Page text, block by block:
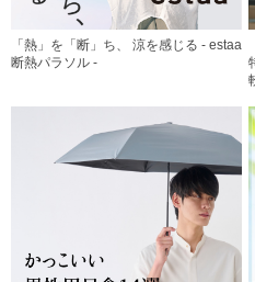
「熱」を「断」ち、 涼を感じる - estaa
断熱パラソル -